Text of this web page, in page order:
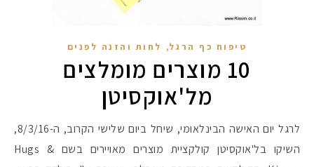
טיפוח כף הרגל, לחות והזנה לפנים
10 מוצרים מומלצים
מל'אוקסיטן
לרגל יום האישה הבינלאומי, שיחל ביום שלישי הקרוב, ה-8/3/16,
השיקו בל'אוקסיטן קולקציית מוצרים מאויירים בשם Hugs &